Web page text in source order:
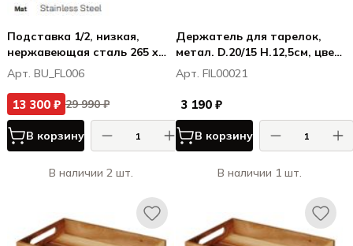
Подставка 1/2, низкая,
нержавеющая сталь 265 x
325 x 99.5 mm
Арт. BU_FL006
13 300 ₽ 29 990 ₽
В корзину
В наличии 2 шт.
Держатель для тарелок,
метал. D.20/15 H.12,5см, цвет
золото
Арт. FIL00021
3 190 ₽
В корзину
В наличии 1 шт.